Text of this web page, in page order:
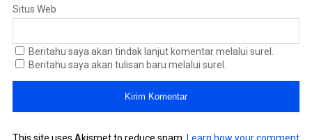
Situs Web
Beritahu saya akan tindak lanjut komentar melalui surel.
Beritahu saya akan tulisan baru melalui surel.